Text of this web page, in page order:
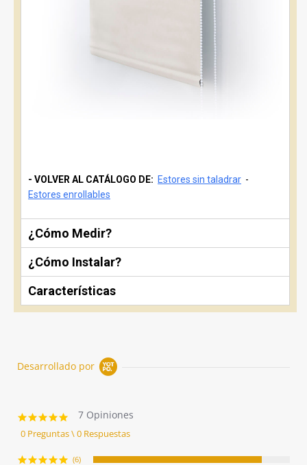
- VOLVER AL CATÁLOGO DE: Estores sin taladrar -
Estores enrollables
¿Cómo Medir?
¿Cómo Instalar?
Características
Desarrollado por
4.9
star
rating
7 Opiniones
0 Preguntas \ 0 Respuestas
(6)